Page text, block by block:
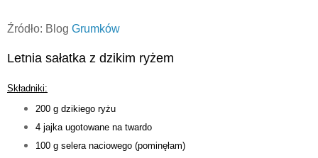
Źródło: Blog Grumków
Letnia sałatka z dzikim ryżem
Składniki:
200 g dzikiego ryżu
4 jajka ugotowane na twardo
100 g selera naciowego (pominęłam)